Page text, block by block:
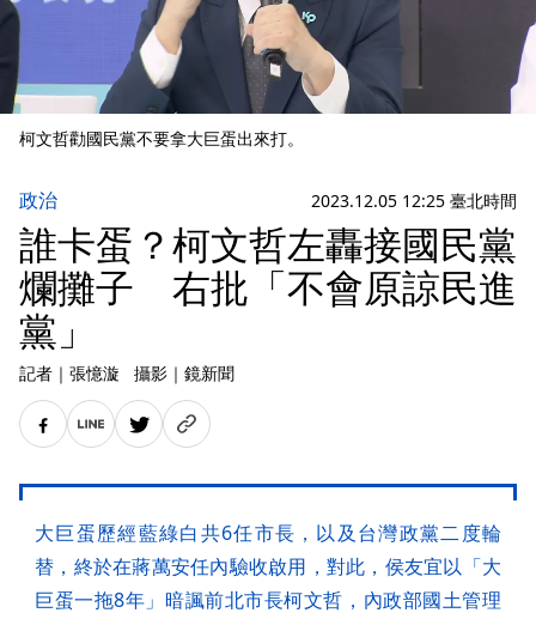
柯文哲勸國民黨不要拿大巨蛋出來打。
政治 2023.12.05 12:25 臺北時間
誰卡蛋？柯文哲左轟接國民黨
爛攤子 右批「不會原諒民進
黨」
記者 ｜ 張憶漩 攝影 ｜ 鏡新聞
大巨蛋歷經藍綠白共6任市長，以及台灣政黨二度輪
替，終於在蔣萬安任內驗收啟用，對此，侯友宜以「大
巨蛋一拖8年」暗諷前北市長柯文哲，內政部國土管理